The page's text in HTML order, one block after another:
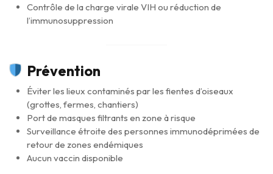
Contrôle de la charge virale VIH ou réduction de
l’immunosuppression
Prévention
Éviter les lieux contaminés par les fientes d’oiseaux
(grottes, fermes, chantiers)
Port de masques filtrants en zone à risque
Surveillance étroite des personnes immunodéprimées de
retour de zones endémiques
Aucun vaccin disponible